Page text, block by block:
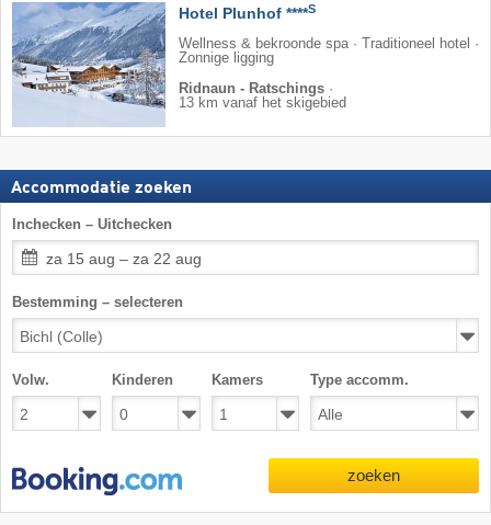
Hotel Plunhof ****S
Wellness & bekroonde spa · Traditioneel hotel ·
Zonnige ligging
Ridnaun - Ratschings ·
13 km vanaf het skigebied
Accommodatie zoeken
Inchecken – Uitchecken
za 15 aug – za 22 aug
Bestemming – selecteren
Volw. Kinderen Kamers Type accomm.
zoeken